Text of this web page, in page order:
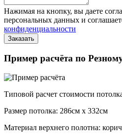
Нажимая на кнопку, вы даете
персональных данных и
конфиденциальности
Пример расчёта по
Типовой расчет стоимости
Размер потолка: 286см x 332см
Материал верхнего полотна: